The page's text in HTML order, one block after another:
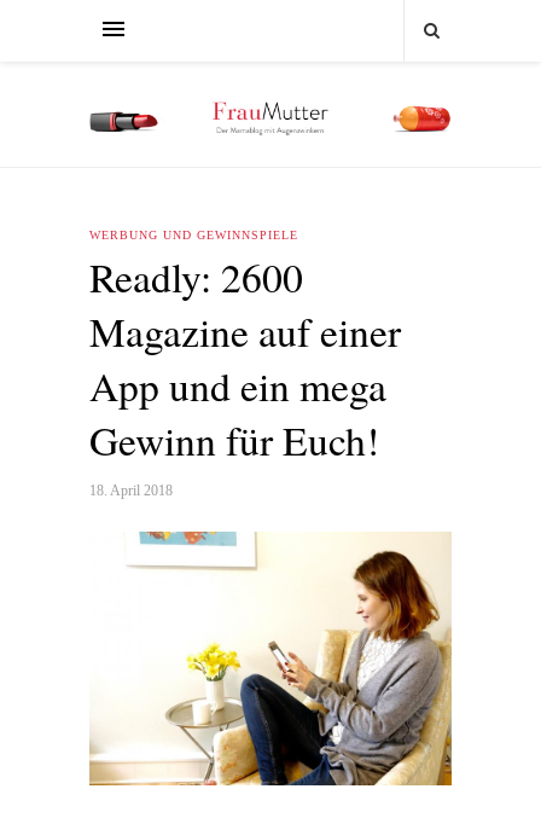
WERBUNG UND GEWINNSPIELE
Readly: 2600
Magazine auf einer
App und ein mega
Gewinn für Euch!
18. April 2018